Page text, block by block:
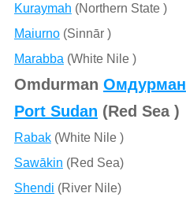
Kuraymah (Northern State )
Maiurno(Sinnār )
Marabba (White Nile )
Omdurman Омдурман
Port Sudan (Red Sea )
Rabak(White Nile )
Sawākin (Red Sea)
Shendi (River Nile)